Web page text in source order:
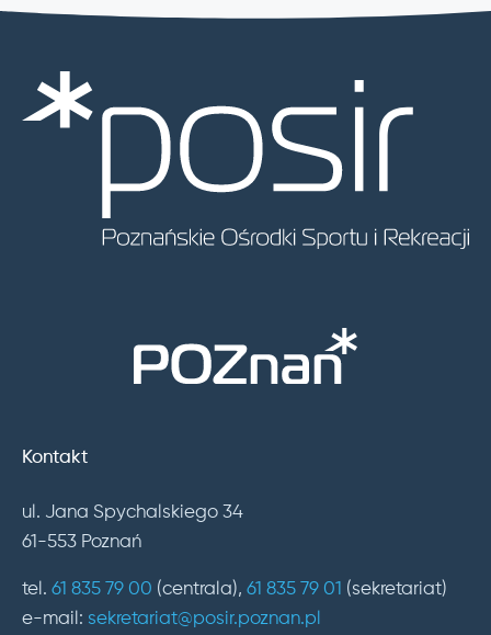
Kontakt
ul. Jana Spychalskiego 34
61-553 Poznań
tel. 61 835 79 00 (centrala), 61 835 79 01 (sekretariat)
e-mail: sekretariat@posir.poznan.pl